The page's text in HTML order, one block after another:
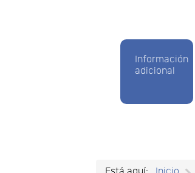
Información
adicional